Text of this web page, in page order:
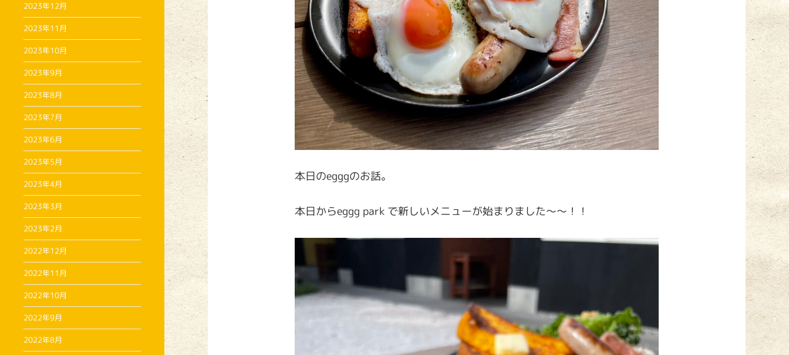
2023年12月
2023年11月
2023年10月
2023年9月
2023年8月
2023年7月
2023年6月
2023年5月
2023年4月
2023年3月
2023年2月
2022年12月
2022年11月
2022年10月
2022年9月
2022年8月
本日のegggのお話。
本日からeggg park で新しいメニューが始まりました～～！！